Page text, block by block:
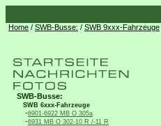
Home / SWB-Busse: / SWB 9xxx-Fahrzeuge
SWB-Busse:
SWB 6xxx-Fahrzeuge
-6901-6922 MB O 305a
-6931 MB O 302-10 R /-11 R